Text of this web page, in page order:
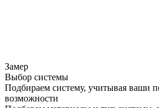
Замер
Выбор системы
Подбираем систему, учитывая ваши
возможности